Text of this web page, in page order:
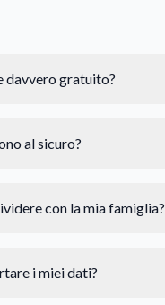
davvero gratuito?
al sicuro?
con la mia famiglia?
i miei dati?